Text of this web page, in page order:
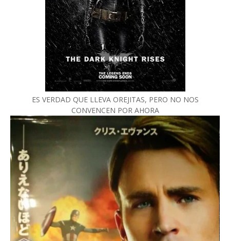
ES VERDAD QUE LLEVA OREJITAS, PERO NO NOS
CONVENCEN POR AHORA